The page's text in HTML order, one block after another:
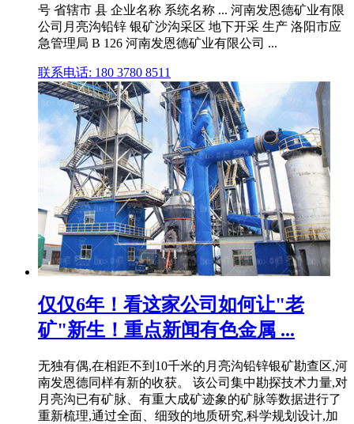
号 省辖市 县 企业名称 系统名称 ... 河南发恩德矿业有限
公司月亮沟铅锌 银矿沙沟采区 地下开采 生产 洛阳市应
急管理局 B 126 河南发恩德矿业有限公司 ...
联系电话: 180 3780 8511
仅仅6年！看这家公司如何让"老
矿"新生！重点新闻有色金属 ...
无独有偶,在相距不到10千米的月亮沟铅锌银矿勘查区,河
南发恩德同样有新的收获。 该公司集中勘探技术力量,对
月亮沟已有矿脉、有重大成矿迹象的矿脉等数据进行了
重新梳理,通过全面、细致的地质研究,科学规划设计,加